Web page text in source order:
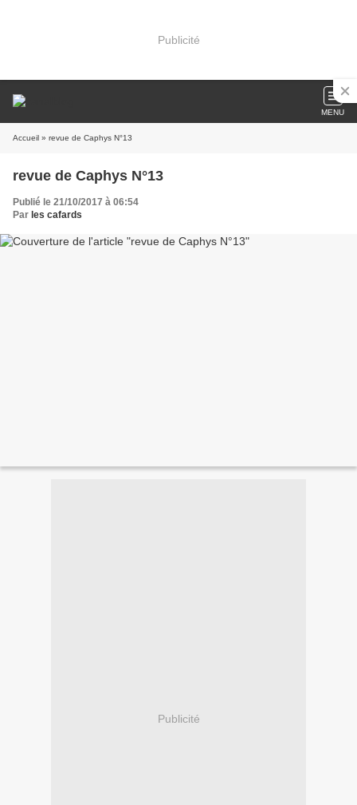
Publicité
MENU
Accueil » revue de Caphys N°13
revue de Caphys N°13
Publié le 21/10/2017 à 06:54
Par les cafards
Publicité